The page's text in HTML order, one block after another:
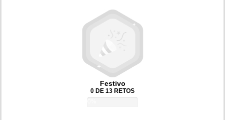
Festivo
0 DE 13 RETOS